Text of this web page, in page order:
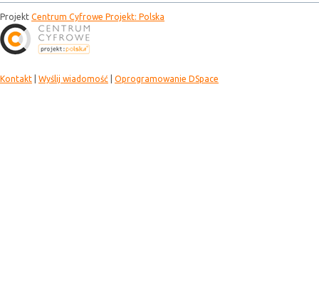
Projekt Centrum Cyfrowe Projekt: Polska
Kontakt Wyślij wiadomość Oprogramowanie DSpace